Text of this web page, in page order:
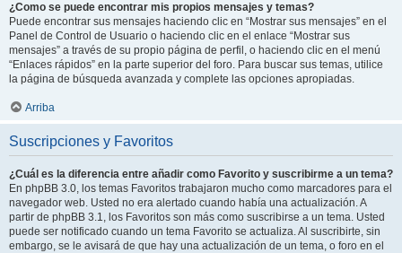
¿Como se puede encontrar mis propios mensajes y temas?
Puede encontrar sus mensajes haciendo clic en “Mostrar sus mensajes” en el
Panel de Control de Usuario o haciendo clic en el enlace “Mostrar sus
mensajes” a través de su propio página de perfil, o haciendo clic en el menú
“Enlaces rápidos” en la parte superior del foro. Para buscar sus temas, utilice
la página de búsqueda avanzada y complete las opciones apropiadas.
Arriba
Suscripciones y Favoritos
¿Cuál es la diferencia entre añadir como Favorito y suscribirme a un tema?
En phpBB 3.0, los temas Favoritos trabajaron mucho como marcadores para el
navegador web. Usted no era alertado cuando había una actualización. A
partir de phpBB 3.1, los Favoritos son más como suscribirse a un tema. Usted
puede ser notificado cuando un tema Favorito se actualiza. Al suscribirte, sin
embargo, se le avisará de que hay una actualización de un tema, o foro en el